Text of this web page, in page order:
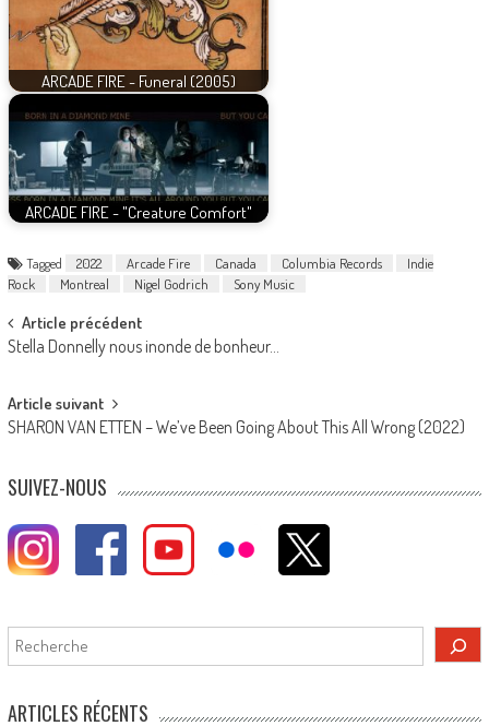
ARCADE FIRE - Funeral (2005)
ARCADE FIRE - "Creature Comfort"
Tagged 2022 Arcade Fire Canada Columbia Records
Indie
Rock
Montreal Nigel Godrich Sony Music
Post
navigation
Article précédent
Stella Donnelly nous inonde de bonheur…
Article suivant
SHARON VAN ETTEN – We’ve Been Going About This All Wrong (2022)
SUIVEZ-NOUS
Rechercher
ARTICLES RÉCENTS